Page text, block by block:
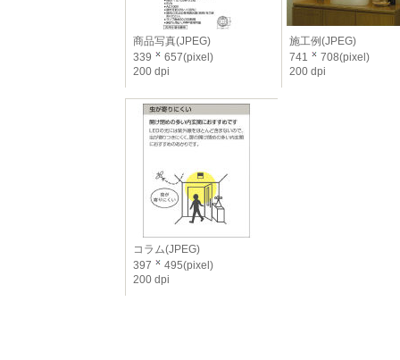
商品写真(JPEG)
339
657(pixel)
200 dpi
施工例(JPEG)
741
708(pixel)
200 dpi
コラム(JPEG)
397
495(pixel)
200 dpi